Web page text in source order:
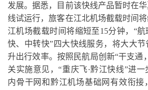
发展。据悉，目前该快线产品暂时在
线试运行，旅客在江北机场截载时间
江机场截载时间将缩短至15分钟，“
快、中转快”四大快线服务，将大大
升出行效率。按照民航局创新“干支通
关实施意见，“重庆飞·黔江快线”进
内骨干网和黔江机场基础网有效衔接